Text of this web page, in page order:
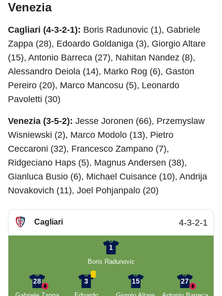
Venezia
Cagliari (4-3-2-1): Boris Radunovic (1), Gabriele
Zappa (28), Edoardo Goldaniga (3), Giorgio Altare
(15), Antonio Barreca (27), Nahitan Nandez (8),
Alessandro Deiola (14), Marko Rog (6), Gaston
Pereiro (20), Marco Mancosu (5), Leonardo
Pavoletti (30)
Venezia (3-5-2): Jesse Joronen (66), Przemyslaw
Wisniewski (2), Marco Modolo (13), Pietro
Ceccaroni (32), Francesco Zampano (7),
Ridgeciano Haps (5), Magnus Andersen (38),
Gianluca Busio (6), Michael Cuisance (10), Andrija
Novakovich (11), Joel Pohjanpalo (20)
Cagliari 4-3-2-1
1
Boris Radunovic
28
3
15
27